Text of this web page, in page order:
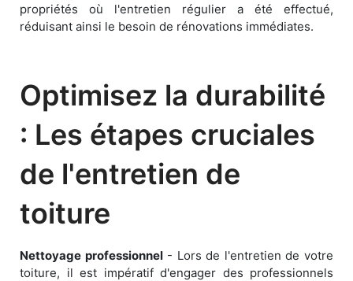
propriétés où l'entretien régulier a été effectué,
réduisant ainsi le besoin de rénovations immédiates.
Optimisez la durabilité
: Les étapes cruciales
de l'entretien de
toiture
Nettoyage professionnel- Lors de l'entretien de votre
toiture, il est impératif d'engager des professionnels